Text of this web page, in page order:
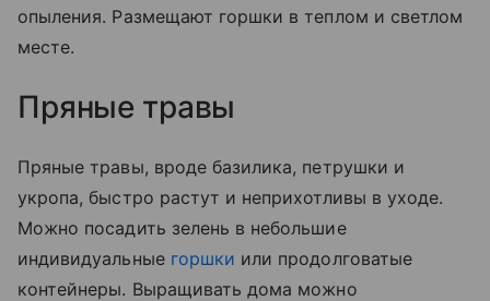
опыления. Размещают горшки в теплом и светлом
месте.
Пряные травы
Пряные травы, вроде базилика, петрушки и
укропа, быстро растут и неприхотливы в уходе.
Можно посадить зелень в небольшие
индивидуальные горшки или продолговатые
контейнеры. Выращивать дома можно